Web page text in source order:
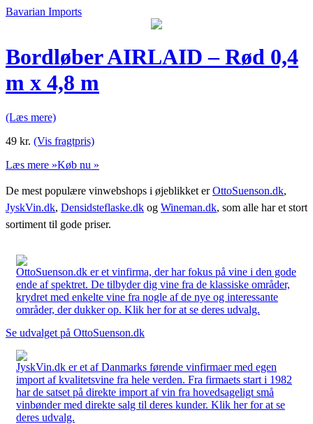
Bavarian Imports
Bordløber AIRLAID – Rød 0,4
m x 4,8 m
(Læs mere)
49 kr. (Vis fragtpris)
Læs mere »Køb nu »
De mest populære vinwebshops i øjeblikket erOttoSuenson.dk,
JyskVin.dk, Densidsteflaske.dk og Wineman.dk, som alle har et stort
sortiment til gode priser.
OttoSuenson.dk er et vinfirma, der har fokus på vine i den gode
ende af spektret. De tilbyder dig vine fra de klassiske områder,
krydret med enkelte vine fra nogle af de nye og interessante
områder, der dukker op. Klik her for at se deres udvalg.
Se udvalget på OttoSuenson.dk
JyskVin.dk er et af Danmarks førende vinfirmaer med egen
import af kvalitetsvine fra hele verden. Fra firmaets start i 1982
har de satset på direkte import af vin fra hovedsageligt små
vinbønder med direkte salg til deres kunder. Klik her for at se
deres udvalg.